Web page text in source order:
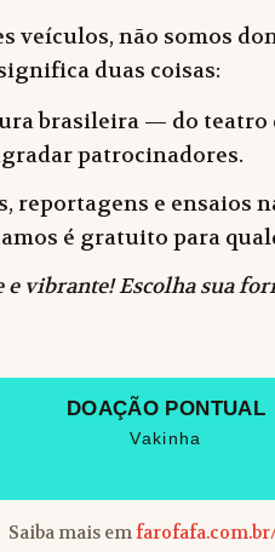
veículos, não somos
duas coisas:
brasileira — do
patrocinadores.
e ensaios
é gratuito para
vibrante! Escolha sua
DOAÇÃO PONTUAL
Vakinha
Saiba mais em